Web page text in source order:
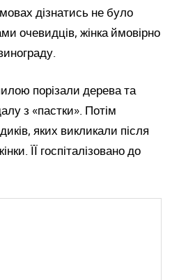
дізнатись не було
очевидців, жінка ймовірно
порізали дерева та
з «пастки». Потім
яких викликали після
ЇЇ госпіталізовано до